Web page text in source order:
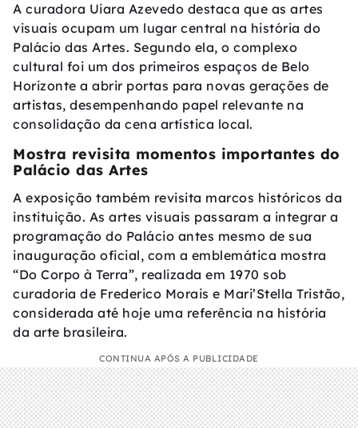
A curadora Uiara Azevedo destaca que as artes
visuais ocupam um lugar central na história do
Palácio das Artes. Segundo ela, o complexo
cultural foi um dos primeiros espaços de Belo
Horizonte a abrir portas para novas gerações de
artistas, desempenhando papel relevante na
consolidação da cena artística local.
Mostra revisita momentos importantes do
Palácio das Artes
A exposição também revisita marcos históricos da
instituição. As artes visuais passaram a integrar a
programação do Palácio antes mesmo de sua
inauguração oficial, com a emblemática mostra
“Do Corpo à Terra”, realizada em 1970 sob
curadoria de Frederico Morais e Mari’Stella Tristão,
considerada até hoje uma referência na história
da arte brasileira.
CONTINUA APÓS A PUBLICIDADE